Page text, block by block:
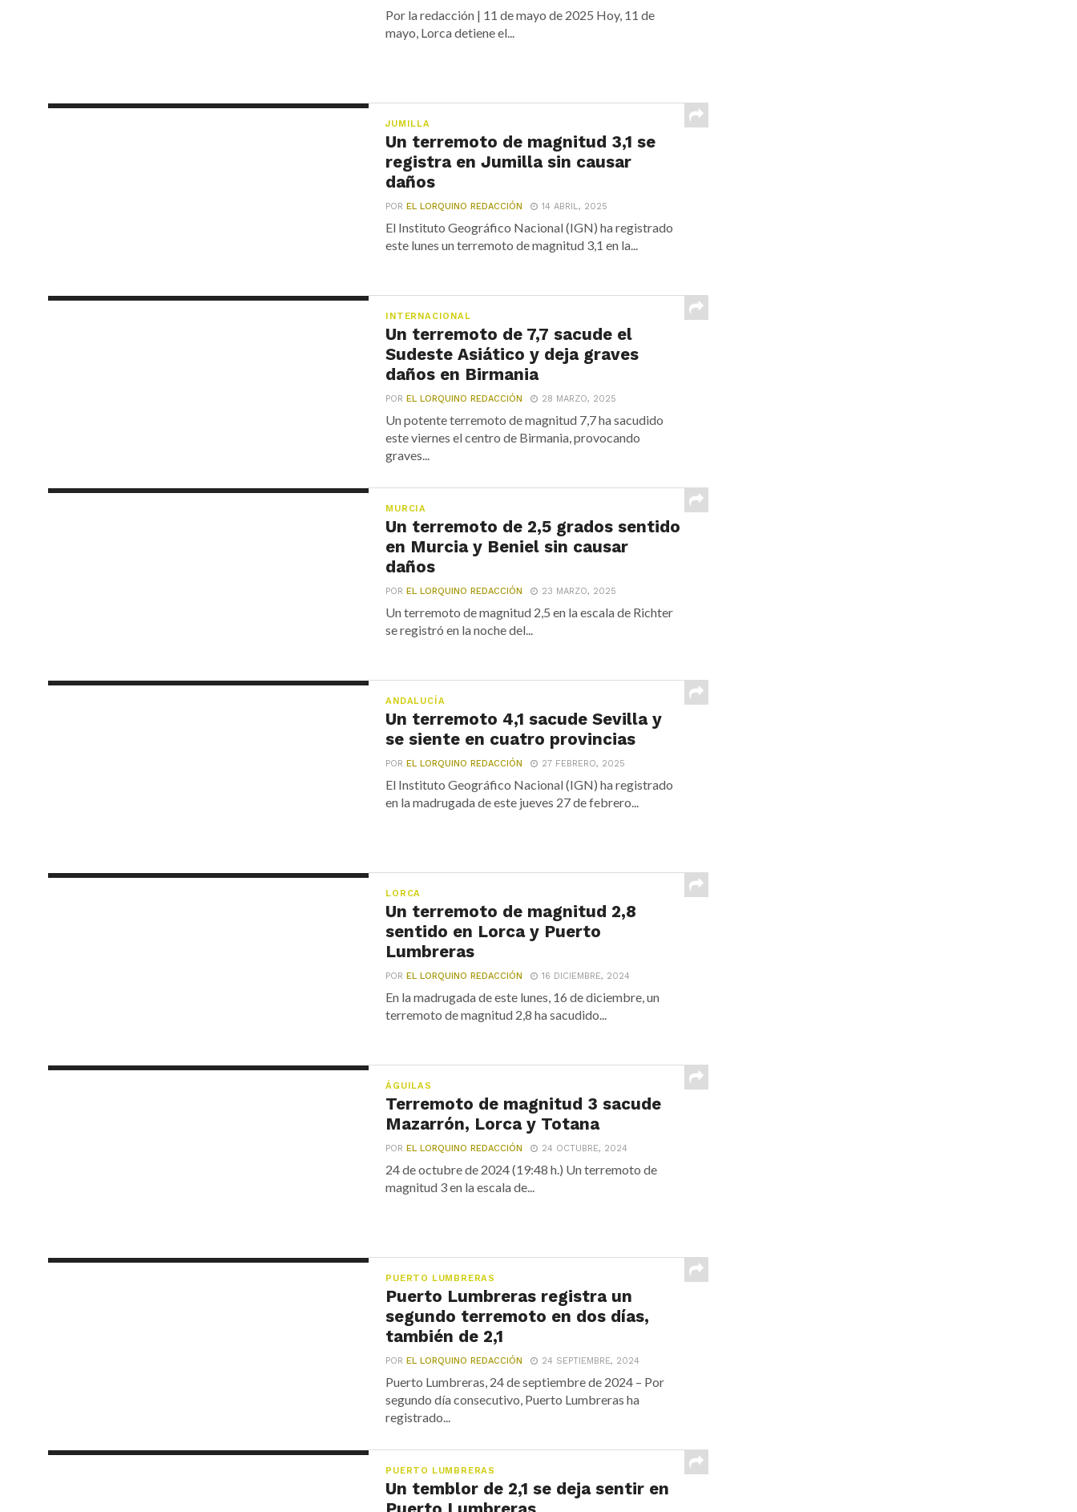
Por la redacción | 11 de mayo de 2025 Hoy, 11 de
mayo, Lorca detiene el...
JUMILLA
Un terremoto de magnitud 3,1 se
registra en Jumilla sin causar
daños
POREL LORQUINO REDACCIÓN 14 ABRIL, 2025
El Instituto Geográfico Nacional (IGN) ha registrado
este lunes un terremoto de magnitud 3,1 en la...
INTERNACIONAL
Un terremoto de 7,7 sacude el
Sudeste Asiático y deja graves
daños en Birmania
POREL LORQUINO REDACCIÓN 28 MARZO, 2025
Un potente terremoto de magnitud 7,7 ha sacudido
este viernes el centro de Birmania, provocando
graves...
MURCIA
Un terremoto de 2,5 grados sentido
en Murcia y Beniel sin causar
daños
POREL LORQUINO REDACCIÓN 23 MARZO, 2025
Un terremoto de magnitud 2,5 en la escala de Richter
se registró en la noche del...
ANDALUCÍA
Un terremoto 4,1 sacude Sevilla y
se siente en cuatro provincias
POREL LORQUINO REDACCIÓN 27 FEBRERO, 2025
El Instituto Geográfico Nacional (IGN) ha registrado
en la madrugada de este jueves 27 de febrero...
LORCA
Un terremoto de magnitud 2,8
sentido en Lorca y Puerto
Lumbreras
POREL LORQUINO REDACCIÓN 16 DICIEMBRE, 2024
En la madrugada de este lunes, 16 de diciembre, un
terremoto de magnitud 2,8 ha sacudido...
ÁGUILAS
Terremoto de magnitud 3 sacude
Mazarrón, Lorca y Totana
POREL LORQUINO REDACCIÓN 24 OCTUBRE, 2024
24 de octubre de 2024 (19:48 h.) Un terremoto de
magnitud 3 en la escala de...
PUERTO LUMBRERAS
Puerto Lumbreras registra un
segundo terremoto en dos días,
también de 2,1
POREL LORQUINO REDACCIÓN 24 SEPTIEMBRE, 2024
Puerto Lumbreras, 24 de septiembre de 2024 – Por
segundo día consecutivo, Puerto Lumbreras ha
registrado...
PUERTO LUMBRERAS
Un temblor de 2,1 se deja sentir en